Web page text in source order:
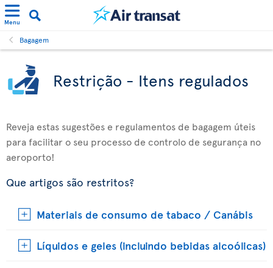
Menu
Bagagem
Restrição - Itens regulados
Reveja estas sugestões e regulamentos de bagagem úteis
para facilitar o seu processo de controlo de segurança no
aeroporto!
Que artigos são restritos?
Materiais de consumo de tabaco / Canábis
Líquidos e geles (incluindo bebidas alcoólicas)